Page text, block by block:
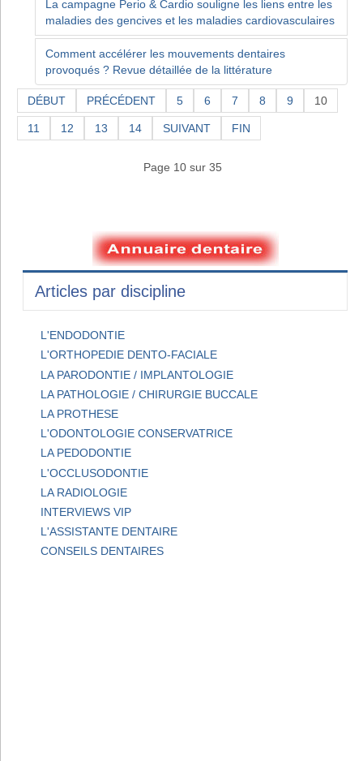
La campagne Perio & Cardio souligne les liens entre les
maladies des gencives et les maladies cardiovasculaires
Comment accélérer les mouvements dentaires
provoqués ? Revue détaillée de la littérature
DÉBUT PRÉCÉDENT 5 6 7 8 9 10
11 12 13 14 SUIVANT FIN
Page 10 sur 35
Articles par discipline
L'ENDODONTIE
L'ORTHOPEDIE DENTO-FACIALE
LA PARODONTIE / IMPLANTOLOGIE
LA PATHOLOGIE / CHIRURGIE BUCCALE
LA PROTHESE
L'ODONTOLOGIE CONSERVATRICE
LA PEDODONTIE
L'OCCLUSODONTIE
LA RADIOLOGIE
INTERVIEWS VIP
L'ASSISTANTE DENTAIRE
CONSEILS DENTAIRES